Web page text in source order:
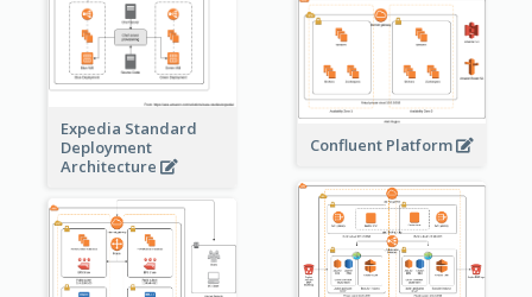
Expedia Standard
Deployment
Architecture
Confluent Platform